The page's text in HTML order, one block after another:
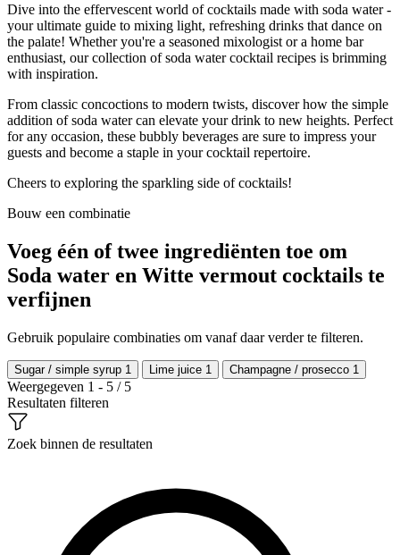
Dive into the effervescent world of cocktails made with soda water -
your ultimate guide to mixing light, refreshing drinks that dance on
the palate! Whether you're a seasoned mixologist or a home bar
enthusiast, our collection of soda water cocktail recipes is brimming
with inspiration.
From classic concoctions to modern twists, discover how the simple
addition of soda water can elevate your drink to new heights. Perfect
for any occasion, these bubbly beverages are sure to impress your
guests and become a staple in your cocktail repertoire.
Cheers to exploring the sparkling side of cocktails!
Bouw een combinatie
Voeg één of twee ingrediënten toe om
Soda water en Witte vermout cocktails te
verfijnen
Gebruik populaire combinaties om vanaf daar verder te filteren.
Sugar / simple syrup 1 Lime juice 1 Champagne / prosecco 1
Weergegeven 1 - 5 / 5
Resultaten filteren
Zoek binnen de resultaten